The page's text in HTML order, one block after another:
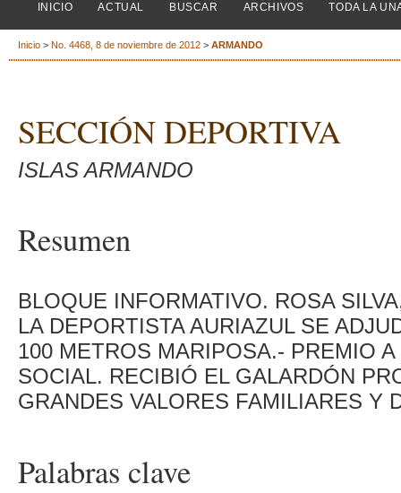
INICIO ACTUAL BUSCAR ARCHIVOS TODA LA
Inicio > No. 4468, 8 de noviembre de 2012 > ARMANDO
SECCIÓN DEPORTIVA
ISLAS ARMANDO
Resumen
BLOQUE INFORMATIVO. ROSA
LA DEPORTISTA AURIAZUL SE
100 METROS MARIPOSA.- PREMIO
SOCIAL. RECIBIÓ EL GALARDÓN
GRANDES VALORES FAMILIARES Y
Palabras clave